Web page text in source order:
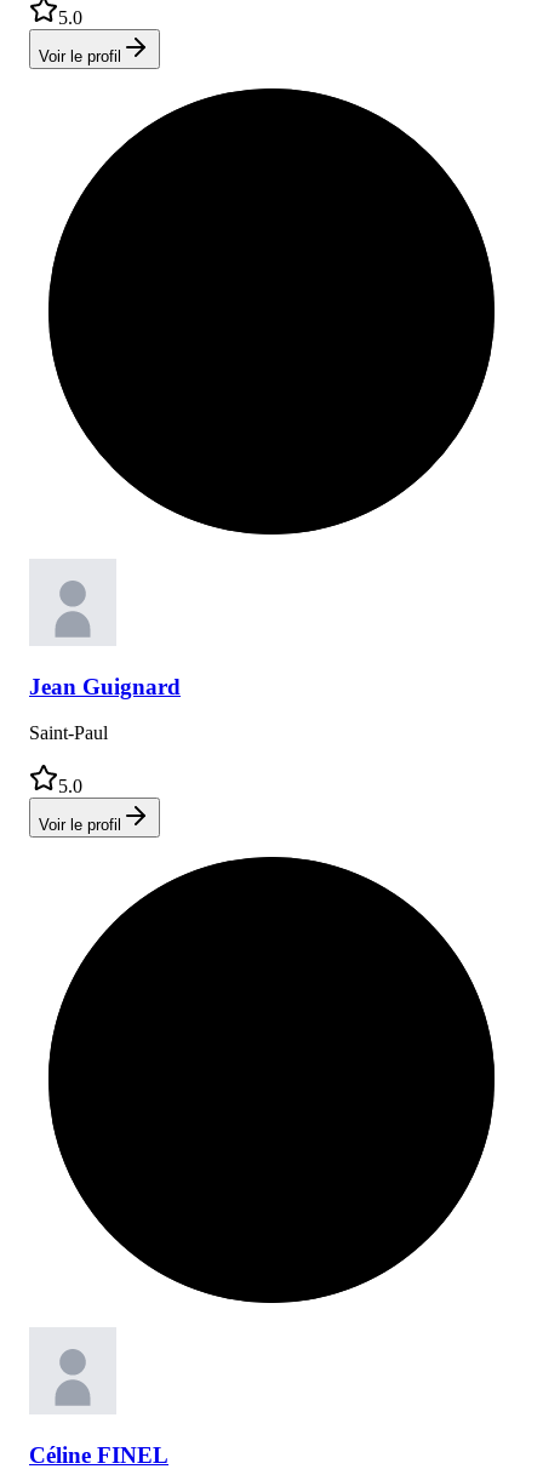
5.0
Voir le profil
Jean Guignard
Saint-Paul
5.0
Voir le profil
Céline FINEL